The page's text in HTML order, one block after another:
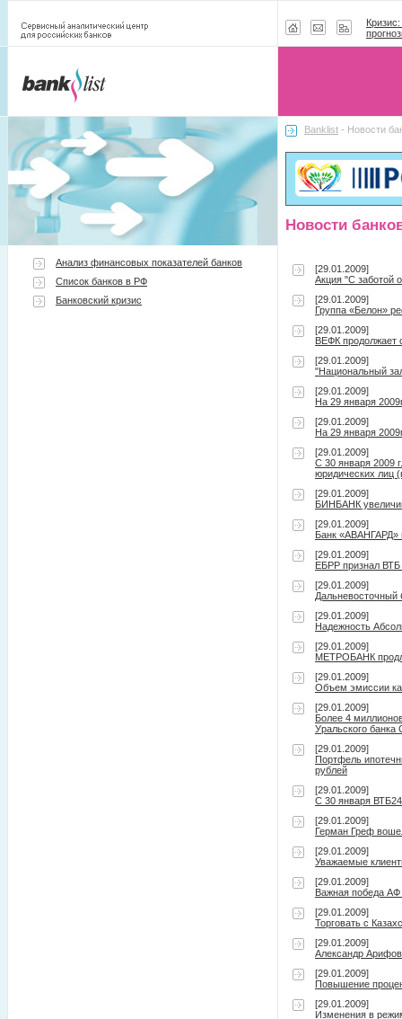
Анализ финансовых показателей банков
Список банков в РФ
Банковский кризис
Banklist - Новости
Новости
[29.01.2009]
Акция "С заботой
[29.01.2009]
Группа «Белон»
[29.01.2009]
ВЕФК продолжает
[29.01.2009]
"Национальный
[29.01.2009]
На 29 января
[29.01.2009]
На 29 января
[29.01.2009]
С 30 января 2009
юридических лиц
[29.01.2009]
БИНБАНК
[29.01.2009]
Банк «АВАНГАРД»
[29.01.2009]
ЕБРР признал
[29.01.2009]
Дальневосточный
[29.01.2009]
Надежность
[29.01.2009]
МЕТРОБАНК
[29.01.2009]
Объем эмиссии
[29.01.2009]
Более 4
Уральского банка
[29.01.2009]
Портфель
рублей
[29.01.2009]
С 30 января
[29.01.2009]
Герман Греф
[29.01.2009]
Уважаемые
[29.01.2009]
Важная победа АФ
[29.01.2009]
Торговать с
[29.01.2009]
Александр
[29.01.2009]
Повышение
[29.01.2009]
Изменения в